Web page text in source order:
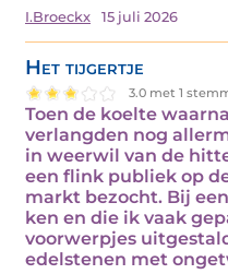
I.Broeckx 15 juli 2026
Het tijgertje
3.0 met 1
Toen de koelte
verlangden nog
in weerwil van de
een flink publiek op
markt bezocht. Bij
ken en die ik vaak
voorwerpjes
edelstenen met